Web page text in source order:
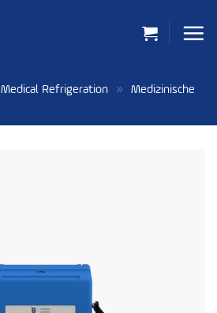
Medical Refrigeration »
Medizinische